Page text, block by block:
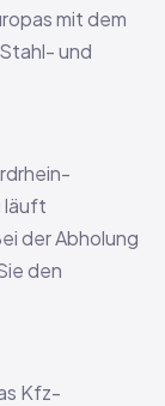
mit dem
und
läuft
der Abholung
den
Kfz-